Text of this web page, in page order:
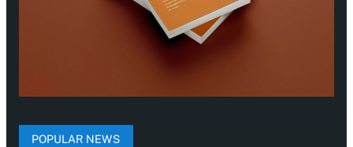
POPULAR NEWS